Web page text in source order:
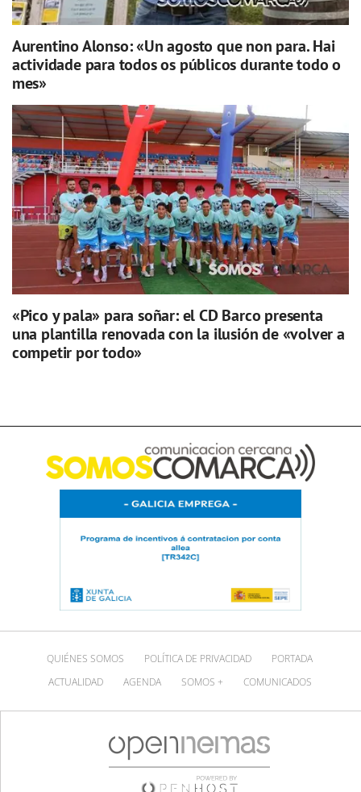
Aurentino Alonso: «Un agosto que non para. Hai
actividade para todos os públicos durante todo o
mes»
«Pico y pala» para soñar: el CD Barco presenta
una plantilla renovada con la ilusión de «volver a
competir por todo»
QUIÉNES SOMOS POLÍTICA DE PRIVACIDAD
PORTADA
ACTUALIDAD
AGENDA SOMOS + COMUNICADOS